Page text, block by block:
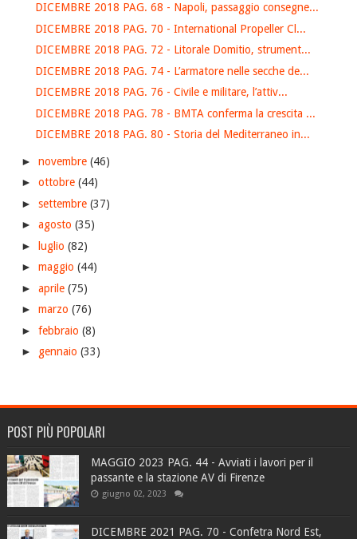
DICEMBRE 2018 PAG. 68 - Napoli, passaggio consegne...
DICEMBRE 2018 PAG. 70 - International Propeller Cl...
DICEMBRE 2018 PAG. 72 - Litorale Domitio, strument...
DICEMBRE 2018 PAG. 74 - L’armatore nelle secche de...
DICEMBRE 2018 PAG. 76 - Civile e militare, l’attiv...
DICEMBRE 2018 PAG. 78 - BMTA conferma la crescita ...
DICEMBRE 2018 PAG. 80 - Storia del Mediterraneo in...
► novembre (46)
► ottobre (44)
► settembre (37)
► agosto (35)
► luglio (82)
► maggio (44)
► aprile (75)
► marzo (76)
► febbraio (8)
► gennaio (33)
POST PIÙ POPOLARI
MAGGIO 2023 PAG. 44 - Avviati i lavori per il
passante e la stazione AV di Firenze
giugno 02, 2023
DICEMBRE 2021 PAG. 70 - Confetra Nord Est,